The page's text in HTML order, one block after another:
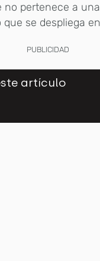
no pertenece a
que se despliega
PUBLICIDAD
artículo